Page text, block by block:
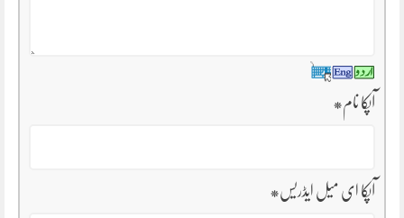
آپکا نام*
آپکا ای میل ایڈریس*